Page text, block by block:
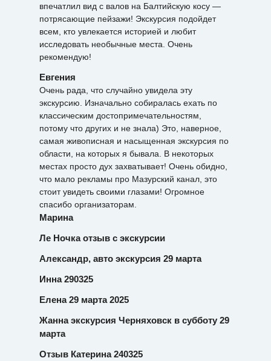
впечатлил вид с валов на Балтийскую косу —
потрясающие пейзажи! Экскурсия подойдет
всем, кто увлекается историей и любит
исследовать необычные места. Очень
рекомендую!
Евгения
Очень рада, что случайно увидела эту
экскурсию. Изначально собиралась ехать по
классическим достопримечательностям,
потому что других и не знала) Это, наверное,
самая живописная и насыщенная экскурсия по
области, на которых я бывала. В некоторых
местах просто дух захватывает! Очень обидно,
что мало рекламы про Мазурский канал, это
стоит увидеть своими глазами! Огромное
спасибо организаторам.
Марина
Ле Ночка отзыв с экскурсии
Александр, авто экскурсия 29 марта
Инна 290325
Елена 29 марта 2025
Жанна экскурсия Черняховск в субботу 29
марта
Отзыв Катерина 240325